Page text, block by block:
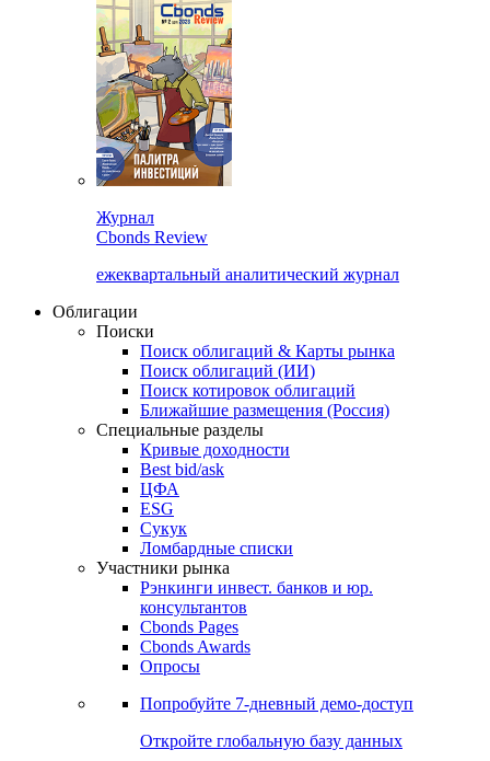
Журнал
Cbonds Review
ежеквартальный аналитический журнал
Облигации
Поиски
Поиск облигаций & Карты рынка
Поиск облигаций (ИИ)
Поиск котировок облигаций
Ближайшие размещения (Россия)
Специальные разделы
Кривые доходности
Best bid/ask
ЦФА
ESG
Сукук
Ломбардные списки
Участники рынка
Рэнкинги инвест. банков и юр.
консультантов
Cbonds Pages
Cbonds Awards
Опросы
Попробуйте 7-дневный демо-доступ
Откройте глобальную базу данных